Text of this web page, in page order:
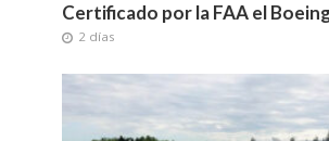
Certificado por la FAA el
2 días